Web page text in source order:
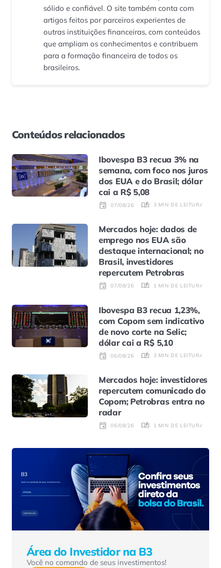
sólido e confiável. O site também conta com
artigos feitos por parceiros experientes de
outras instituições financeiras, com conteúdos
que ampliam os conhecimentos e contribuem
para a formação financeira de todos os
brasileiros.
Conteúdos relacionados
Ibovespa B3 recua 3% na
semana, com foco nos juros
dos EUA e do Brasil; dólar
cai a R$ 5,08
07/08/26 3 MIN DE LEITURA
Mercados hoje: dados de
emprego nos EUA são
destaque internacional; no
Brasil, investidores
repercutem Petrobras
07/08/26 1 MIN DE LEITURA
Ibovespa B3 recua 1,23%,
com Copom sem indicativo
de novo corte na Selic;
dólar cai a R$ 5,10
06/08/26 3 MIN DE LEITURA
Mercados hoje: investidores
repercutem comunicado do
Copom; Petrobras entra no
radar
06/08/26 1 MIN DE LEITURA
Área do Investidor na B3
Você no comando de seus investimentos!